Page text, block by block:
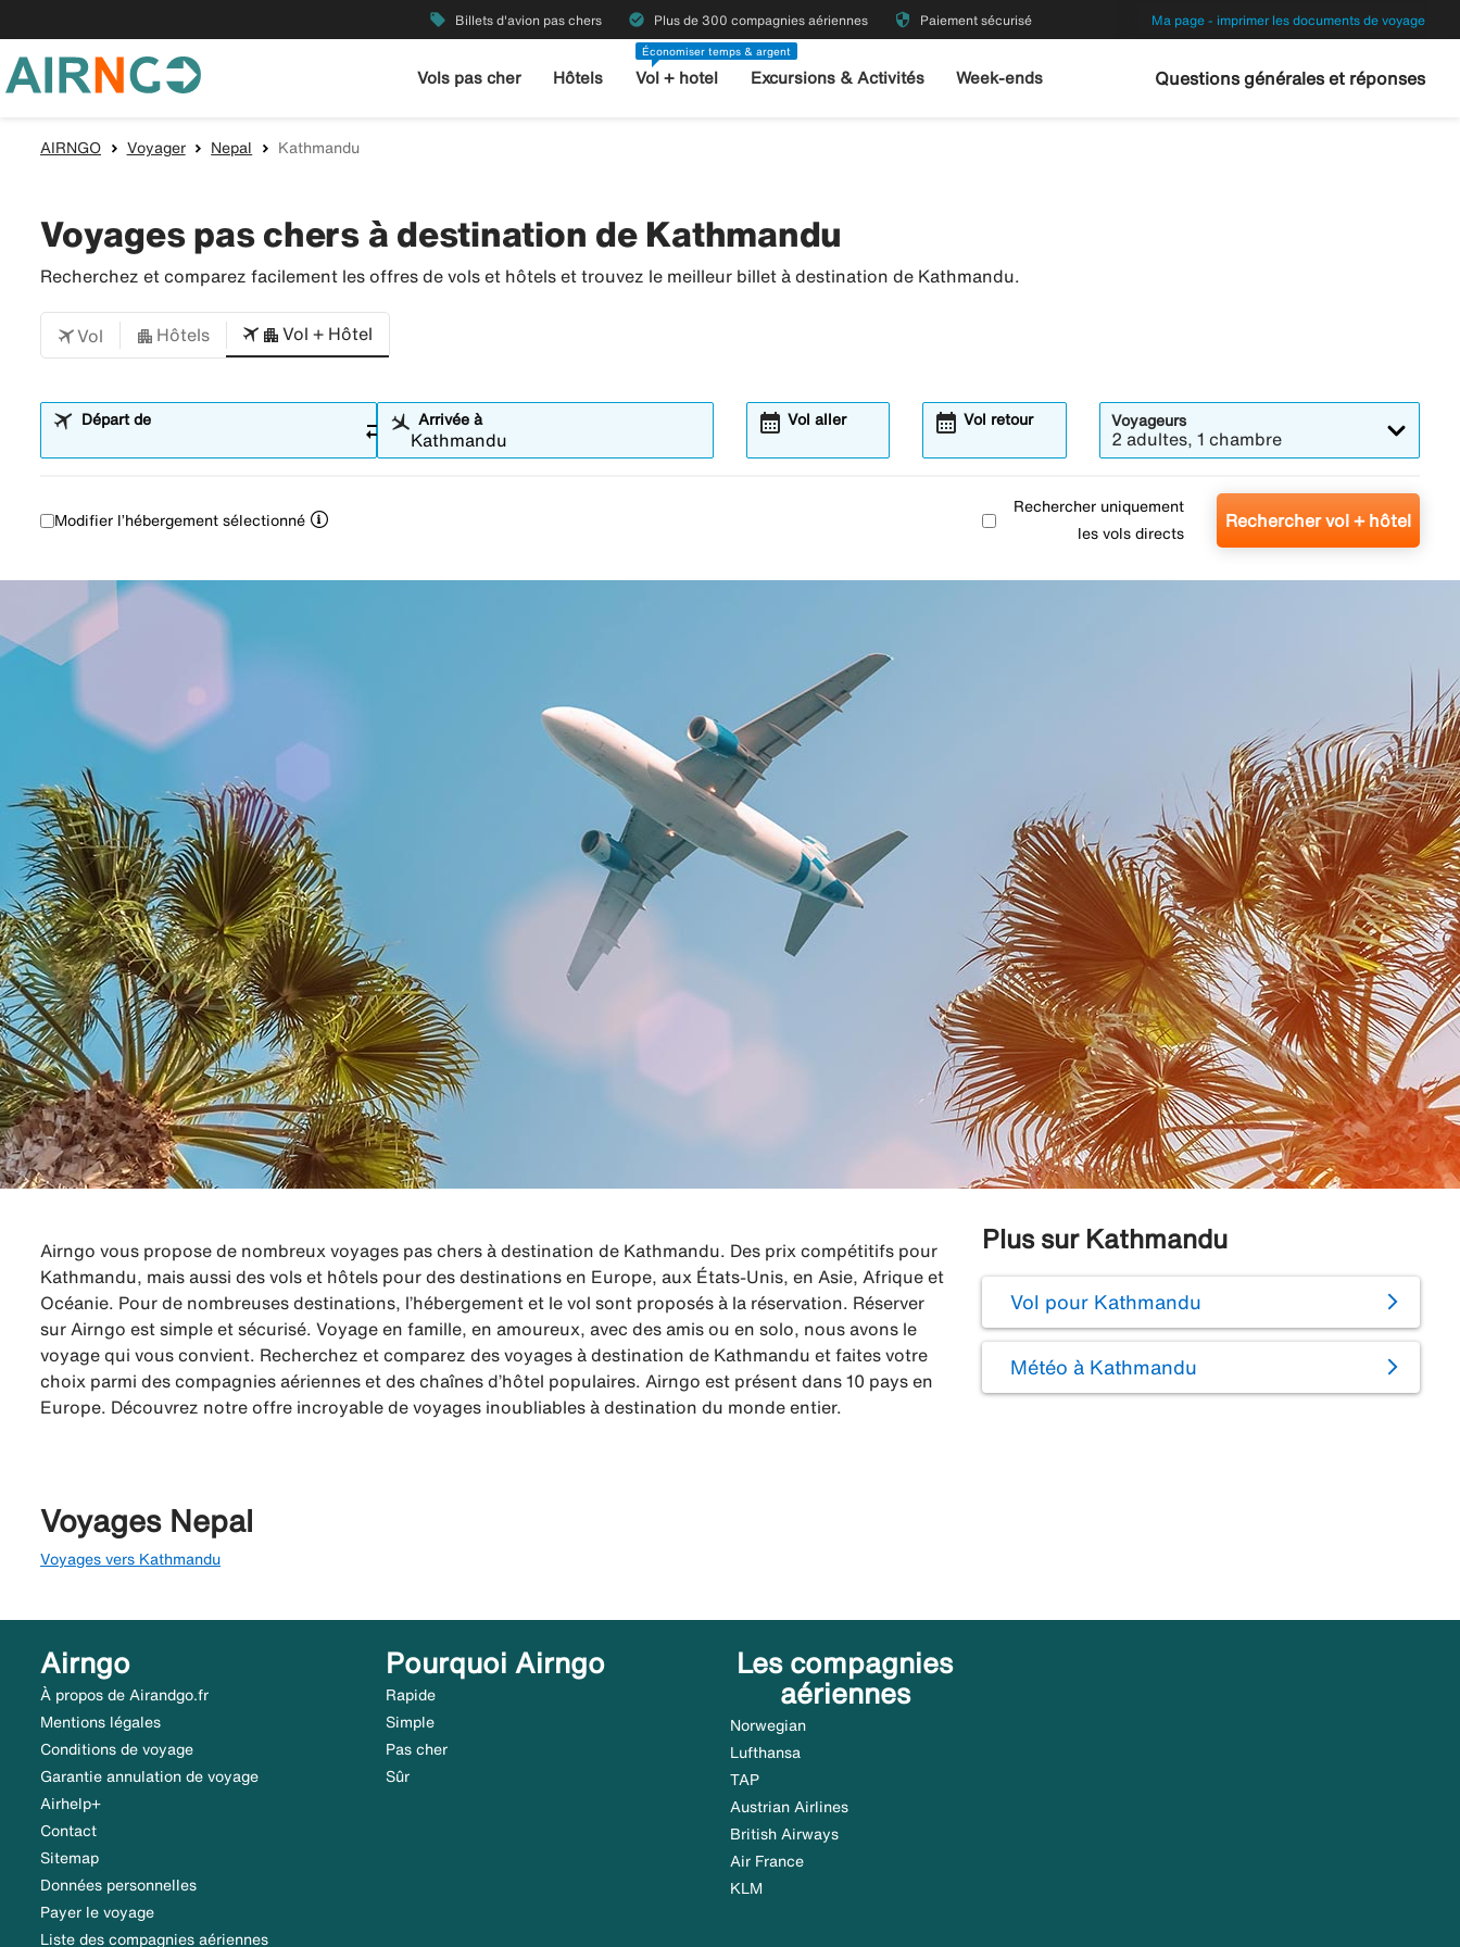
local_offer Billets d'avion pas chers check_circle Plus de 300 compagnies aériennes security Paiement sécurisé Ma page - imprimer les documents de voyage
Vols pas cher Hôtels
Économiser temps & argent
Vol + hotel Excursions & Activités Week-ends Questions générales et réponses
AIRNGO Voyager Nepal Kathmandu
Voyages pas chers à destination de Kathmandu
Recherchez et comparez facilement les offres de vols et hôtels et trouvez le meilleur billet à destination de Kathmandu.
Vol Hôtels Vol + Hôtel
Départ de sync_alt Arrivée à Vol aller
calendar_month Vol retour
calendar_month Voyageurs
2 adultes, 1 chambre
Modifier l’hébergement sélectionné
Rechercher uniquement
les vols directs
Rechercher vol + hôtel
Airngo vous propose de nombreux voyages pas chers à destination de Kathmandu. Des prix compétitifs pour
Kathmandu, mais aussi des vols et hôtels pour des destinations en Europe, aux États-Unis, en Asie, Afrique et
Océanie. Pour de nombreuses destinations, l’hébergement et le vol sont proposés à la réservation. Réserver
sur Airngo est simple et sécurisé. Voyage en famille, en amoureux, avec des amis ou en solo, nous avons le
voyage qui vous convient. Recherchez et comparez des voyages à destination de Kathmandu et faites votre
choix parmi des compagnies aériennes et des chaînes d’hôtel populaires. Airngo est présent dans 10 pays en
Europe. Découvrez notre offre incroyable de voyages inoubliables à destination du monde entier.
Plus sur Kathmandu
Vol pour Kathmandu
Météo à Kathmandu
Voyages Nepal
Voyages vers Kathmandu
Airngo
À propos de Airandgo.fr
Mentions légales
Conditions de voyage
Garantie annulation de voyage
Airhelp+
Contact
Sitemap
Données personnelles
Payer le voyage
Liste des compagnies aériennes
Pourquoi Airngo
Rapide
Simple
Pas cher
Sûr
Les compagnies
aériennes
Norwegian
Lufthansa
TAP
Austrian Airlines
British Airways
Air France
KLM